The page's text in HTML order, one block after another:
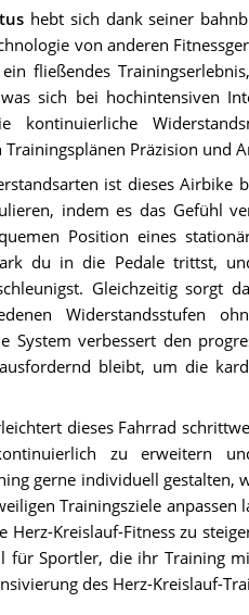
hebt sich dank seiner
von anderen
fließendes
sich bei hochintensiven
kontinuierliche
Präzision und
ist dieses Airbike
indem es das Gefühl
Position eines
du in die Pedale trittst,
Gleichzeitig sorgt
Widerstandsstufen
System verbessert den
bleibt, um die
dieses Fahrrad
zu erweitern
gerne individuell gestalten,
Trainingsziele
Herz-Kreislauf-Fitness zu
für Sportler, die ihr Training
des Herz-Kreislauf-